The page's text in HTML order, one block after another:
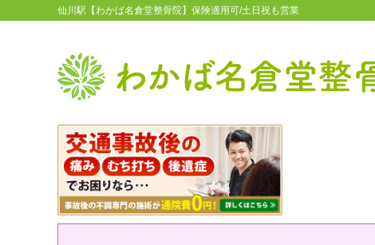
仙川駅【わかば名倉堂整骨院】保険適用可/土日祝も営業